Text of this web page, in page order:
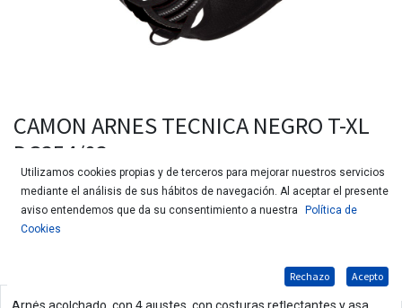
CAMON ARNES TECNICA NEGRO T-XL
DC354/03
Utilizamos cookies propias y de terceros para mejorar nuestros servicios
mediante el análisis de sus hábitos de navegación. Al aceptar el presente
aviso entendemos que da su consentimiento a nuestra
Política de
Cookies
Rechazo Acepto